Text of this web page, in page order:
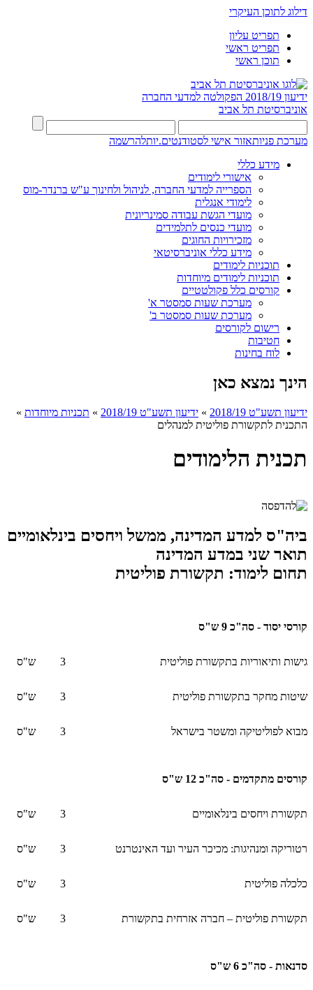
דילוג לתוכן העיקרי
תפריט עליון
תפריט ראשי
תוכן ראשי
ידיעון 2018/19
הפקולטה למדעי החברה
אוניברסיטת תל אביב
מערכת פניותאזור אישי לסטודנטים.יותלהרשמה
מידע כללי
אישורי לימודים
הספרייה למדעי החברה, לניהול ולחינוך ע"ש ברנדר-מוס
לימודי אנגלית
מועדי הגשת עבודה סמינריונית
מועדי כנסים לתלמידים
מזכירויות החוגים
מידע כללי אוניברסיטאי
תוכניות לימודים
תוכניות לימודים מיוחדות
קורסים כלל פקולטטיים
מערכת שעות סמסטר א'
מערכת שעות סמסטר ב'
רישום לקורסים
חטיבות
לוח בחינות
הינך נמצא כאן
ידיעון תשע"ט 2018/19 » ידיעון תשע"ט 2018/19 » תכניות מיוחדות »
התכנית לתקשורת פוליטית למנהלים
תכנית הלימודים
ביה"ס למדע המדינה, ממשל ויחסים בינלאומיים
​תואר שני במדע המדינה
תחום לימוד: תקשורת פוליטית
קורסי יסוד - סה"כ 9 ש"ס
גישות ותיאוריות בתקשורת פוליטית 3 ש"ס
שיטות מחקר בתקשורת פוליטית 3 ש"ס
מבוא לפוליטיקה ומשטר בישראל 3 ש"ס
קורסים מתקדמים - סה"כ 12 ש"ס
תקשורת ויחסים בינלאומיים 3 ש"ס
רטוריקה ומנהיגות: מכיכר העיר ועד האינטרנט 3 ש"ס
כלכלה פוליטית 3 ש"ס
תקשורת פוליטית – חברה אזרחית בתקשורת 3 ש"ס
סדנאות - סה"כ 6 ש"ס